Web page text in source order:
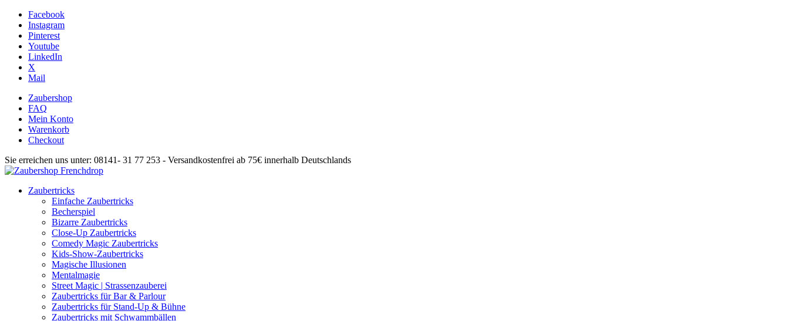
Facebook
Instagram
Pinterest
Youtube
LinkedIn
X
Mail
Zaubershop
FAQ
Mein Konto
Warenkorb
Checkout
Sie erreichen uns unter: 08141- 31 77 253 - Versandkostenfrei ab 75€ innerhalb Deutschlands
Zaubertricks
Einfache Zaubertricks
Becherspiel
Bizarre Zaubertricks
Close-Up Zaubertricks
Comedy Magic Zaubertricks
Kids-Show-Zaubertricks
Magische Illusionen
Mentalmagie
Street Magic | Strassenzauberei
Zaubertricks für Bar & Parlour
Zaubertricks für Stand-Up & Bühne
Zaubertricks mit Schwammbällen